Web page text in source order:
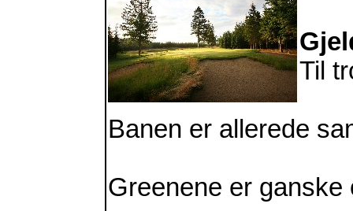
Til
Banen er allerede
Greenene er